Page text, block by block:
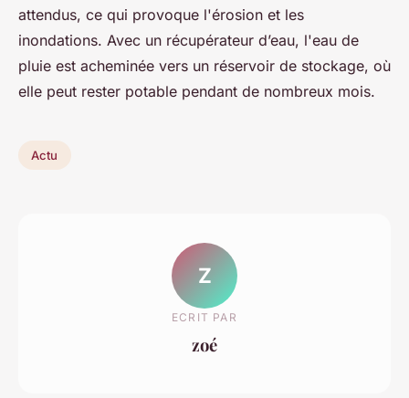
attendus, ce qui provoque l'érosion et les
inondations. Avec un récupérateur d’eau, l'eau de
pluie est acheminée vers un réservoir de stockage, où
elle peut rester potable pendant de nombreux mois.
Actu
Z
ECRIT PAR
zoé